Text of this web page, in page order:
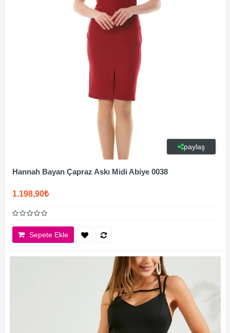
paylaş
Hannah Bayan Çapraz Askı Midi Abiye 0038
1.198,90₺
Sepete Ekle